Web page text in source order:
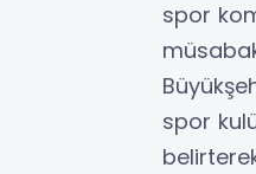
spor
spor